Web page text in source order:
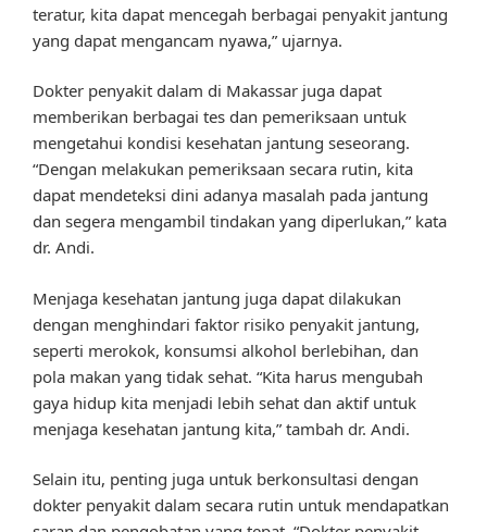
teratur, kita dapat mencegah berbagai penyakit jantung
yang dapat mengancam nyawa,” ujarnya.
Dokter penyakit dalam di Makassar juga dapat
memberikan berbagai tes dan pemeriksaan untuk
mengetahui kondisi kesehatan jantung seseorang.
“Dengan melakukan pemeriksaan secara rutin, kita
dapat mendeteksi dini adanya masalah pada jantung
dan segera mengambil tindakan yang diperlukan,” kata
dr. Andi.
Menjaga kesehatan jantung juga dapat dilakukan
dengan menghindari faktor risiko penyakit jantung,
seperti merokok, konsumsi alkohol berlebihan, dan
pola makan yang tidak sehat. “Kita harus mengubah
gaya hidup kita menjadi lebih sehat dan aktif untuk
menjaga kesehatan jantung kita,” tambah dr. Andi.
Selain itu, penting juga untuk berkonsultasi dengan
dokter penyakit dalam secara rutin untuk mendapatkan